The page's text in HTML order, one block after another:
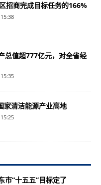
招商完成目标任务的166%
总值超777亿元，对全省经
家清洁能源产业高地
市“十五五”目标定了